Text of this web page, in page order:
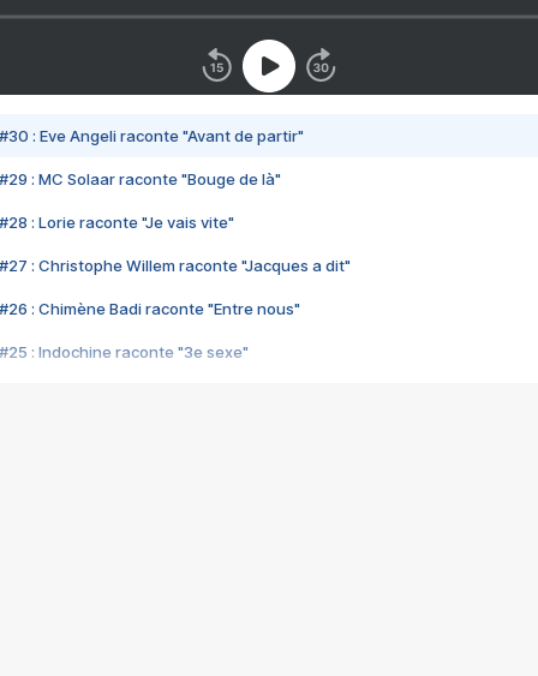
#30 : Eve Angeli raconte "Avant de partir"
#29 : MC Solaar raconte "Bouge de là"
#28 : Lorie raconte "Je vais vite"
#27 : Christophe Willem raconte "Jacques a dit"
#26 : Chimène Badi raconte "Entre nous"
#25 : Indochine raconte "3e sexe"